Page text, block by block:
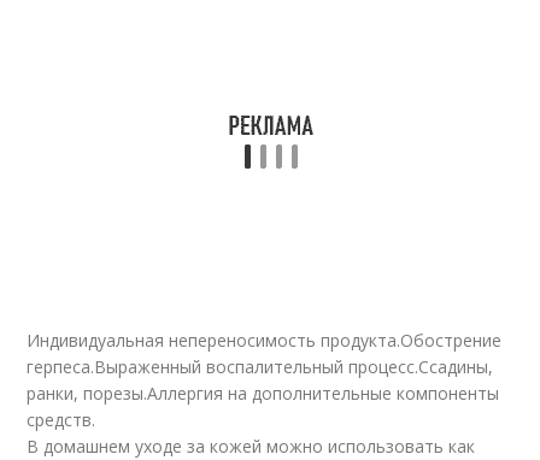
Кукурузный крахмал
Маска для глаз
Маски от мимических
морщин
Индивидуальная непереносимость продукта.Обострение
герпеса.Выраженный воспалительный процесс.Ссадины,
ранки, порезы.Аллергия на дополнительные компоненты
средств.
В домашнем уходе за кожей можно использовать как